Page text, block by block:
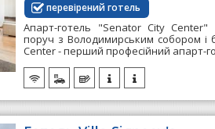
перевірений готель
Апарт-готель "Senator City Center"
поруч з Володимирським собором і
Center - перший професійний апарт-